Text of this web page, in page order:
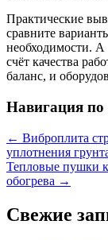
Практические
сравните
необходимости. А
счёт качества
баланс, и
Навигация по
← Виброплита
уплотнения
Тепловые пушки
обогрева →
Свежие